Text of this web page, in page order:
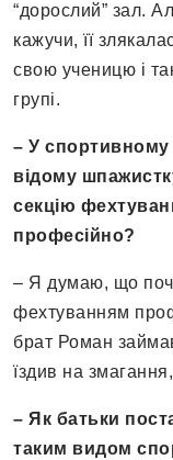
“дорослий” зал.
кажучи, її
свою ученицю і
групі.
– У спортивному
відому
секцію
професійно?
– Я думаю, що
фехтуванням
брат Роман
їздив на
– Як батьки
таким видом